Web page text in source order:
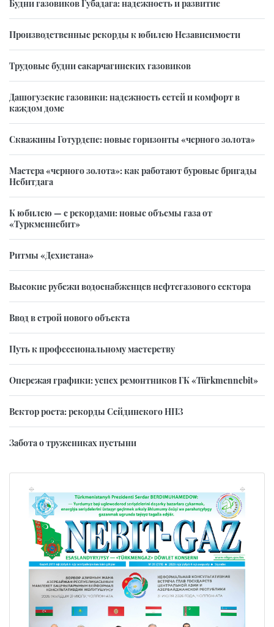
Будни газовиков Губадага: надежность и развитие
Производственные рекорды к юбилею Независимости
Трудовые будни сакарчагинских газовиков
Дашогузские газовики: надежность сетей и комфорт в
каждом доме
Скважины Готурдепе: новые горизонты «черного золота»
Мастера «черного золота»: как работают буровые бригады
Небитдага
К юбилею — с рекордами: новые объемы газа от
«Туркменнебит»
Ритмы «Дехистана»
Высокие рубежи водоснабженцев нефтегазового сектора
Ввод в строй нового объекта
Путь к профессиональному мастерству
Опережая графики: успех ремонтников ГК «Türkmennebit»
Вектор роста: рекорды Сейдинского НПЗ
Забота о тружениках пустыни